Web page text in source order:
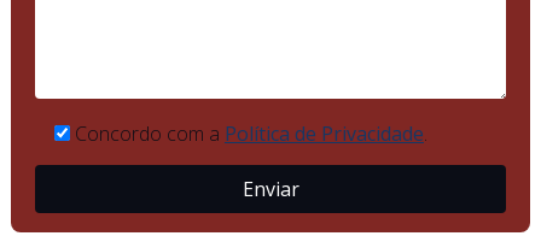
Concordo com a Política de Privacidade.